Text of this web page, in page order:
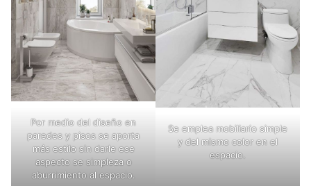
Por medio del diseño en
paredes y pisos se aporta
más estilo sin darle ese
aspecto se simpleza o
aburrimiento al espacio.
Se emplea mobiliario simple
y del mismo color en el
espacio.